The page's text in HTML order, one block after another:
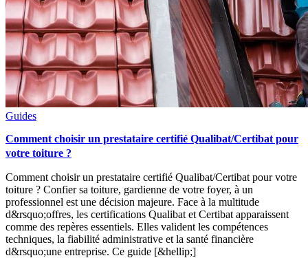
Guides
Comment choisir un prestataire certifié Qualibat/Certibat pour
votre toiture ?
Comment choisir un prestataire certifié Qualibat/Certibat pour votre
toiture ? Confier sa toiture, gardienne de votre foyer, à un
professionnel est une décision majeure. Face à la multitude
d&rsquo;offres, les certifications Qualibat et Certibat apparaissent
comme des repères essentiels. Elles valident les compétences
techniques, la fiabilité administrative et la santé financière
d&rsquo;une entreprise. Ce guide [&hellip;]